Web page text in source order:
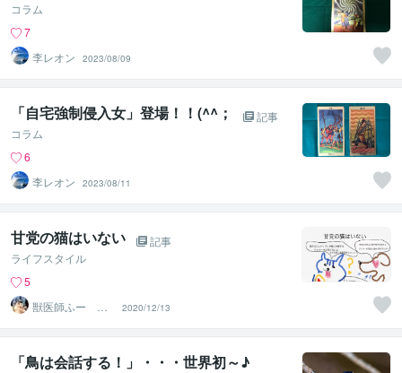
コラム
7
李レオン
2023/08/09
「自宅強制侵入女」登場！！(^^；
記事
コラム
6
李レオン
2023/08/11
甘党の猫はいない
記事
ライフスタイル
5
獣医師ふー 犬
猫の中毒情報発
信
2020/12/13
「鳥は会話する！」・・・世界初～♪